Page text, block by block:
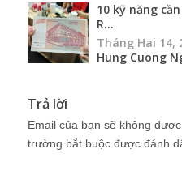
10 kỹ năng
R...
Tháng Hai 14,
Hung Cuong
Trả lời
Email của bạn sẽ không
trường bắt buộc được đánh